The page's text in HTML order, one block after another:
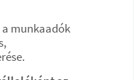
a munkaadók